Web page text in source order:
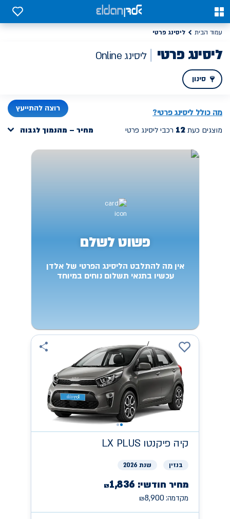
0
0
עמוד הבית ליסינג פרטי
ליסינג פרטי ליסינג Online
סינון
מה כולל ליסינג פרטי? רוצה להתייעץ
מוצגים כעת רכבי ליסינג פרטי מחיר – מהנמוך לגבוה
פשוט לשלם
אין מה להתלבט הליסינג הפרטי של אלדן
עכשיו בתנאי תשלום נוחים במיוחד
קיה LX PLUS פיקנטו
בנזין שנת 2026
מחיר חודשי: ₪1,836
מקדמה: ₪8,900
ליסינג פרטי משתלם אונליין, דגמים חדשים במחיר מנצח | אלדן